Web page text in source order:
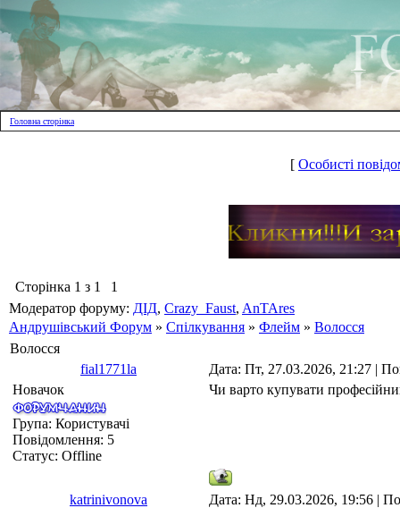
Головна сторінка
[ Особисті
Сторінка 1 з 1
1
Модератор форуму: ДІД, Crazy_Faust, AnTAres
Андрушівський Форум » Спілкування » Флейм » Волосся
Волосся
fial1771la
Дата: Пт, 27.03.2026, 21:27 |
Новачок
Група: Користувачі
Повідомлення: 5
Статус: Offline
Чи варто купувати
katrinivonova
Дата: Нд, 29.03.2026, 19:56 |